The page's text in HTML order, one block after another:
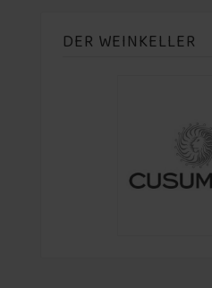
DER WEINKELLER